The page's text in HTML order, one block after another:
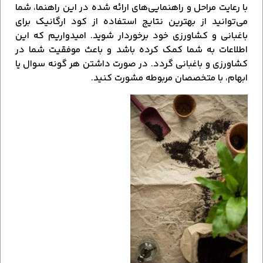
با رعایت مراحل و راهنمایی‌های ارائه شده در این راهنما، شما
می‌توانید از بهترین نتایج استفاده از کود ارگانیک برای
باغبانی و کشاورزی خود برخوردار شوید. امیدواریم که این
اطلاعات به شما کمک کرده باشد و باعث موفقیت شما در
کشاورزی و باغبانی گردد. در صورت داشتن هر گونه سوال یا
ابهام، با متخصصان مربوطه مشورت کنید.